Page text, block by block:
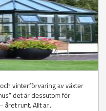
vinterförvaring av växter
det är dessutom för
året runt. Allt är...